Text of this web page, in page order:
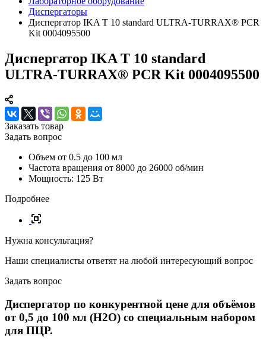
Диспергаторы
Диспергатор IKA T 10 standard ULTRA-TURRAX® PCR
Kit 0004095500
Диспергатор IKA T 10 standard
ULTRA-TURRAX® PCR Kit 0004095500
Заказать товар
Задать вопрос
Объем от 0.5 до 100 мл
Частота вращения от 8000 до 26000 об/мин
Мощность: 125 Вт
Подробнее
Нужна консультация?
Наши специалисты ответят на любой интересующий вопрос
Задать вопрос
Диспергатор по конкурентной цене для объёмов
от 0,5 до 100 мл (H2O) со специальным набором
для ПЦР.